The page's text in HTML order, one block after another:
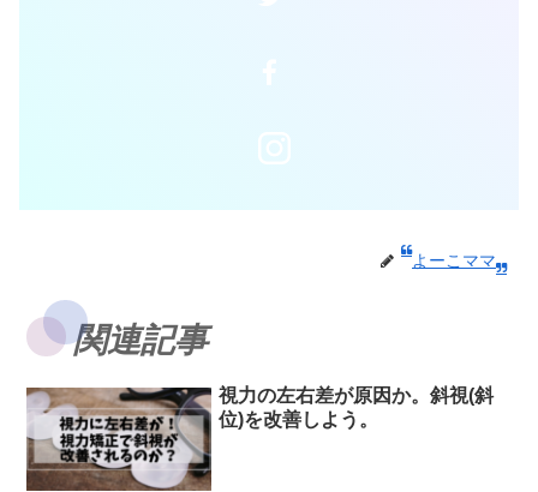
よーこママ
関連記事
視力の左右差が原因か。斜視(斜
位)を改善しよう。